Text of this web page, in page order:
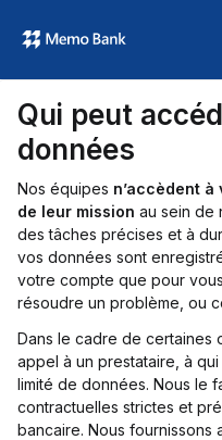
Qui peut
données
Nos équipes n’accèdent
de leur mission au sein de
des tâches précises et à
vos données sont
votre compte que pour
résoudre un problème, ou
Dans le cadre de certaines
appel à un prestataire, à
limité de données. Nous le
contractuelles strictes et
bancaire. Nous fournissons